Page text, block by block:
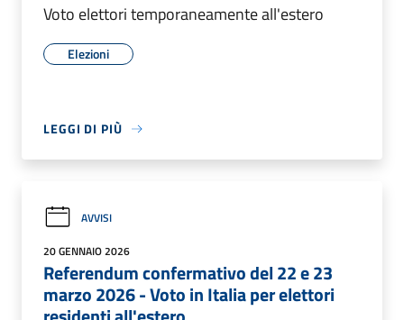
Voto elettori temporaneamente all'estero
Elezioni
LEGGI DI PIÙ
AVVISI
20 GENNAIO 2026
Referendum confermativo del 22 e 23
marzo 2026 - Voto in Italia per elettori